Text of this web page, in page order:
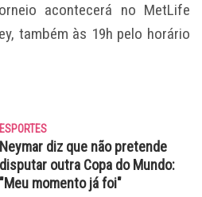
acontecerá no MetLife
também às 19h pelo horário
ESPORTES
Neymar diz que não pretende
disputar outra Copa do Mundo:
"Meu momento já foi"